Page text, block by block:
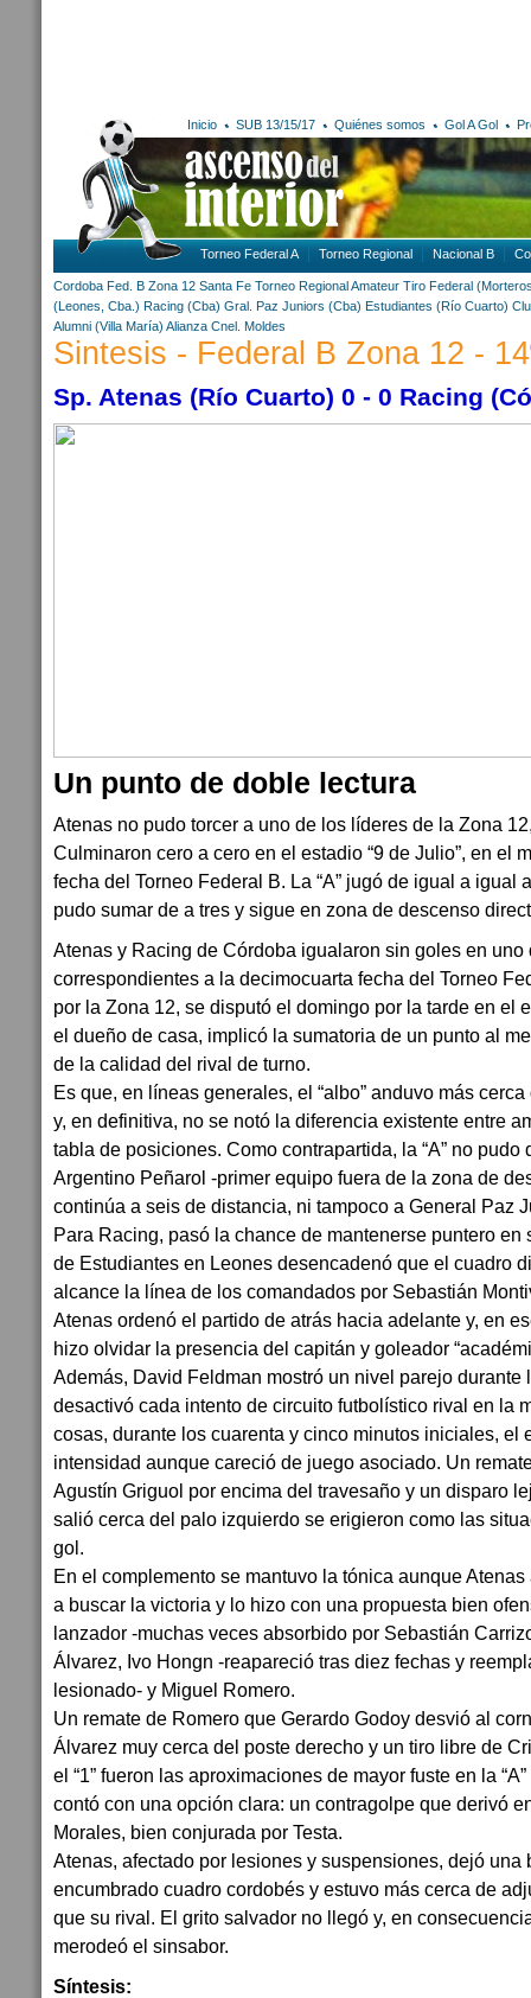
Inicio SUB 13/15/17 Quiénes somos Gol A Gol
Torneo Federal A Torneo Regional Nacional B
Cordoba Fed. B Zona 12 Santa Fe Torneo Regional Amateur Tiro Federal
(Leones, Cba.) Racing (Cba) Gral. Paz Juniors (Cba) Estudiantes (Río Cuarto)
Alumni (Villa María) Alianza Cnel. Moldes
Sintesis - Federal B Zona 12 -
Sp. Atenas (Río Cuarto) 0 - 0 Racing
Un punto de doble lectura
Atenas no pudo torcer a uno de los líderes de la Zona
Culminaron cero a cero en el estadio “9 de Julio”, en el
fecha del Torneo Federal B. La “A” jugó de igual a igual
pudo sumar de a tres y sigue en zona de descenso
Atenas y Racing de Córdoba igualaron sin goles en uno
correspondientes a la decimocuarta fecha del Torneo
por la Zona 12, se disputó el domingo por la tarde en el
el dueño de casa, implicó la sumatoria de un punto al
de la calidad del rival de turno.
Es que, en líneas generales, el “albo” anduvo más
y, en definitiva, no se notó la diferencia existente entre
tabla de posiciones. Como contrapartida, la “A” no
Argentino Peñarol -primer equipo fuera de la zona de
continúa a seis de distancia, ni tampoco a General Paz
Para Racing, pasó la chance de mantenerse puntero en
de Estudiantes en Leones desencadenó que el cuadro
alcance la línea de los comandados por Sebastián
Atenas ordenó el partido de atrás hacia adelante y, en
hizo olvidar la presencia del capitán y goleador
Además, David Feldman mostró un nivel parejo durante
desactivó cada intento de circuito futbolístico rival en la
cosas, durante los cuarenta y cinco minutos iniciales, el
intensidad aunque careció de juego asociado. Un
Agustín Griguol por encima del travesaño y un disparo
salió cerca del palo izquierdo se erigieron como las
gol.
En el complemento se mantuvo la tónica aunque
a buscar la victoria y lo hizo con una propuesta bien
lanzador -muchas veces absorbido por Sebastián
Álvarez, Ivo Hongn -reapareció tras diez fechas y
lesionado- y Miguel Romero.
Un remate de Romero que Gerardo Godoy desvió al
Álvarez muy cerca del poste derecho y un tiro libre de
el “1” fueron las aproximaciones de mayor fuste en la
contó con una opción clara: un contragolpe que derivó
Morales, bien conjurada por Testa.
Atenas, afectado por lesiones y suspensiones, dejó una
encumbrado cuadro cordobés y estuvo más cerca de
que su rival. El grito salvador no llegó y, en
merodeó el sinsabor.
Síntesis: